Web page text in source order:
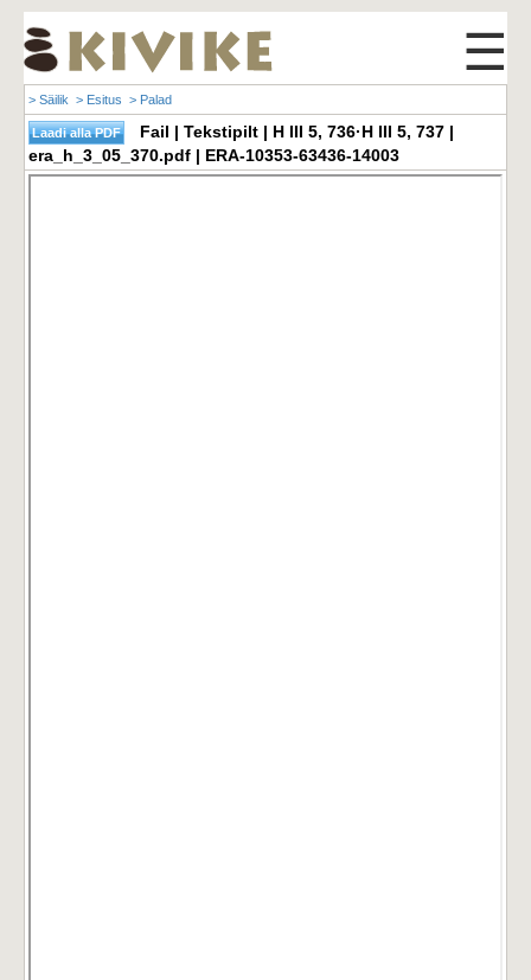
☰
> Säilik > Esitus > Palad
Fail | Tekstipilt | H III 5, 736·H III 5, 737 |
era_h_3_05_370.pdf | ERA-10353-63436-14003